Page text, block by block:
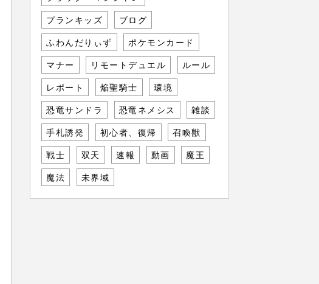
プランキッズ ブログ
ふわんだりぃず ポケモンカード
マナー リモートデュエル ルール
レポート 焔聖騎士 環境
恐竜サンドラ 恐竜ネメシス 雑談
手札誘発 初心者、復帰 召喚獣
戦士 双天 速報 動画 魔王
魔法 未界域